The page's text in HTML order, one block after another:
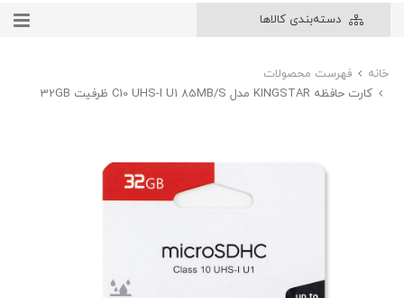
دسته‌بندی کالاها
خانه
فهرست محصولات
کارت حافظه KINGSTAR مدل C10 UHS-I U1 85MB/S ظرفیت 32GB